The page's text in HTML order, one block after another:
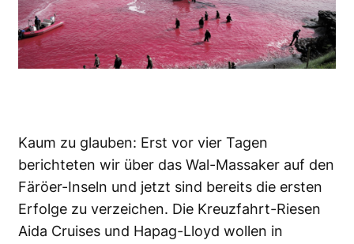
Kaum zu glauben: Erst vor vier Tagen
berichteten wir über das Wal-Massaker auf den
Färöer-Inseln und jetzt sind bereits die ersten
Erfolge zu verzeichen. Die Kreuzfahrt-Riesen
Aida Cruises und Hapag-Lloyd wollen in